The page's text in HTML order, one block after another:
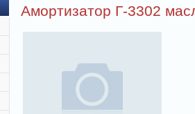
Амортизатор Г-3302